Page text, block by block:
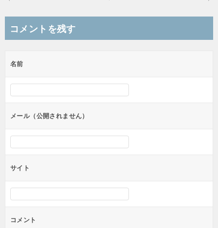
ビ
ー
シ
ン
コメントを残す
名前
メール（公開されません）
サイト
コメント